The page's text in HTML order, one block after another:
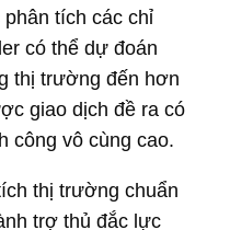
tích các chỉ
có thể dự đoán
thị trường đến hơn
giao dịch đề ra có
công vô cùng cao.
thị trường chuẩn
trợ thủ đắc lực